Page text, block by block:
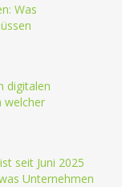
Was
digitalen
welcher
seit Juni 2025
Unternehmen